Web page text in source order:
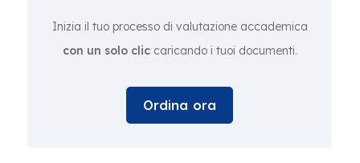
Inizia il tuo processo di valutazione accademica
con un solo cliccaricando i tuoi documenti.
Ordina ora